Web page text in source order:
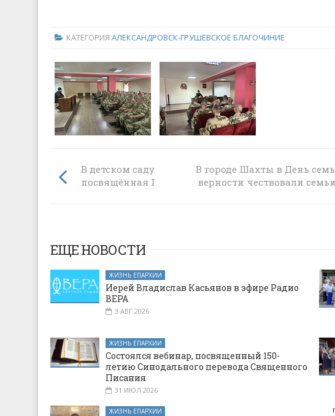
КАТЕГОРИЯ АЛЕКСАНДРОВСК-ГРУШЕВСКОЕ БЛАГОЧИНИЕ
В детском саду «Теремок» прошла встреча,
посвящённая Петру и Февронии Муромским
В городе Шахты в День
верности чествовали
ЕЩЕ НОВОСТИ
ЖИЗНЬ ЕПАРХИИ
Иерей Владислав Касьянов в эфире Радио
ВЕРА
3 АВГ 2026
ЖИЗНЬ ЕПАРХИИ
Состоялся вебинар, посвященный 150-
летию Синодального перевода Священного
Писания
31 ИЮЛ 2026
ЖИЗНЬ ЕПАРХИИ